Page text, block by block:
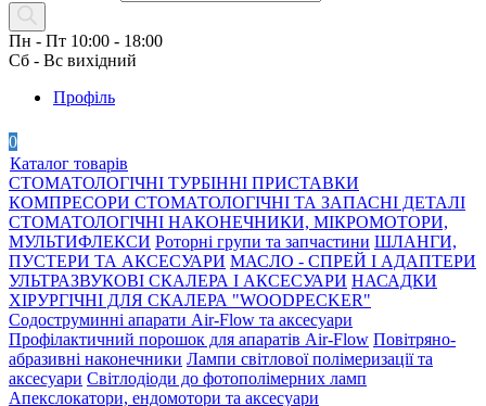
Пн - Пт 10:00 - 18:00
Сб - Вс вихідний
Профіль
0
Каталог товарів
СТОМАТОЛОГІЧНІ ТУРБІННІ ПРИСТАВКИ
КОМПРЕСОРИ СТОМАТОЛОГІЧНІ ТА ЗАПАСНІ ДЕТАЛІ
СТОМАТОЛОГІЧНІ НАКОНЕЧНИКИ, МІКРОМОТОРИ,
МУЛЬТИФЛЕКСИ Роторні групи та запчастини ШЛАНГИ,
ПУСТЕРИ ТА АКСЕСУАРИ МАСЛО - СПРЕЙ І АДАПТЕРИ
УЛЬТРАЗВУКОВІ СКАЛЕРА І АКСЕСУАРИ НАСАДКИ
ХІРУРГІЧНІ ДЛЯ СКАЛЕРА "WOODPECKER"
Содоструминні апарати Air-Flow та аксесуари
Профілактичний порошок для апаратів Air-Flow Повітряно-
абразивні наконечники Лампи світлової полімеризації та
аксесуари Світлодіоди до фотополімерних ламп
Апекслокатори, ендомотори та аксесуари